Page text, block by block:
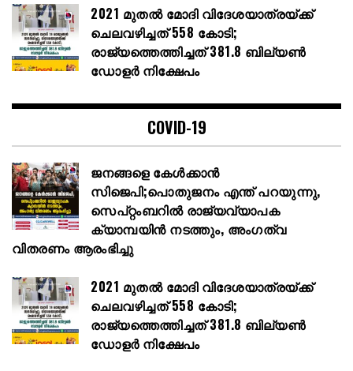
2021 മുതൽ മോദി വിദേശയാത്രയ്ക്ക്
ചെലവഴിച്ചത് 558 കോടി;
രാജ്യത്തെത്തിച്ചത് 381.8 ബില്യൺ
ഡോളർ നിക്ഷേപം
COVID-19
ജനങ്ങളെ കേൾക്കാൻ
സിജെപി;പൊതുജനം എന്ത് പറയുന്നു,
സെപ്റ്റംബറിൽ രാജ്യവ്യാപക
ക്യാമ്പയിൻ നടത്തും, അംഗത്വ
വിതരണം ആരംഭിച്ചു
2021 മുതൽ മോദി വിദേശയാത്രയ്ക്ക്
ചെലവഴിച്ചത് 558 കോടി;
രാജ്യത്തെത്തിച്ചത് 381.8 ബില്യൺ
ഡോളർ നിക്ഷേപം